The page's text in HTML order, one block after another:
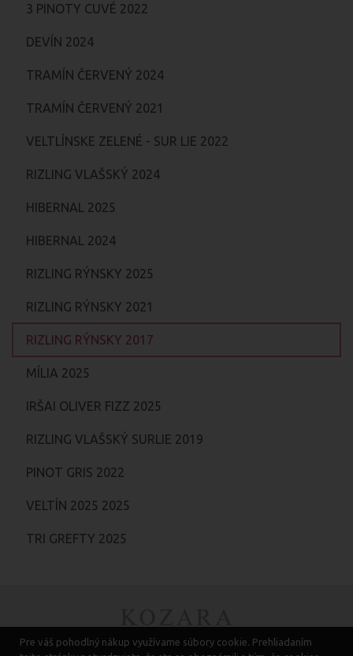
3 PINOTY CUVÉ 2022
DEVÍN 2024
TRAMÍN ČERVENÝ 2024
TRAMÍN ČERVENÝ 2021
VELTLÍNSKE ZELENÉ - SUR LIE 2022
RIZLING VLAŠSKÝ 2024
HIBERNAL 2025
HIBERNAL 2024
RIZLING RÝNSKY 2025
RIZLING RÝNSKY 2021
RIZLING RÝNSKY 2017
MÍLIA 2025
IRŠAI OLIVER FIZZ 2025
RIZLING VLAŠSKÝ SURLIE 2019
PINOT GRIS 2022
VELTÍN 2025 2025
TRI GREFTY 2025
VŠEOBECNÉ OBCHODNÉ PODMIENKY
Pre váš pohodlný nákup využívame súbory cookie. Prehliadaním